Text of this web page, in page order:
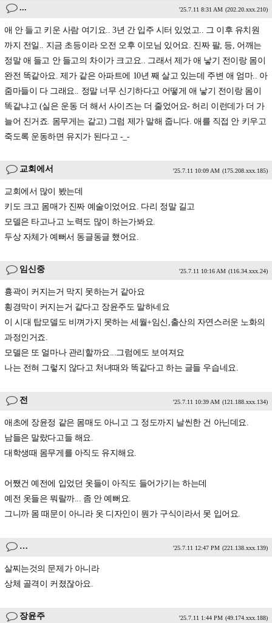
... '25.7.11 8:31 AM (202.20.xxx.210)
애 안 들고 키운 사람 여기요.. 3년 간 입주 시터 있었고.. 그 이후 유치원
까지 전일.. 지금 초등이라 오전 오후 이모님 있어요. 진짜 팔, 등, 어깨는
정말 애 들고 안 들고의 차이가 크고요.. 그래서 제가 애 낳기 전이랑 몸이
완전 똑같아요. 제가 같은 아파트에 10년 째 살고 있는데 주변 애 엄마.. 아
줌마들이 다 그래요.. 정말 너무 신기하다고 어떻게 애 낳기 전이랑 몸이
똑같냐고 (실은 운동 더 해서 사이즈는 더 줄었어요- 허리 이런데가 더 가
늘어 진거죠. 몸무게는 같고) 그럼 제가 말해 줍니다. 애를 직접 안 키우고
죽도록 운동하면 유지가 된다고 -_-
교회에서 '25.7.11 10:09 AM (175.208.xxx.185)
교회에서 많이 봤는데
키도 크고 몸매가 진짜 예술이었어요. 다리 정말 길고
모델은 타고나고 노력도 많이 하는가봐요.
두상 자체가 예뻐서 동글동글 했어요.
임신중 '25.7.11 10:16 AM (116.34.xxx.24)
흉곽이 커지는거 막지 못하는거 같아요
횡경막이 커지는거 같다고 장윤주도 말하네요
이 시대 탑모델도 비껴가지 못하는 세월+임신,출산의 자연스러운 노화의
과정인거죠.
모델은 또 얼마나 관리할까요...그럼에도 보여져요
나는 전혀 그렇지 않다고 처녀때와 똑같다고 하는 글들 우습네요.
전 '25.7.11 10:39 AM (121.188.xxx.134)
애초에 장윤정 같은 몸매도 아니고 그 정도까지 날씬한 건 아닌데요.
남들은 말랐다고들 해요.
대학생때 몸무게를 아직도 유지해요.
어쨌건 예전에 입었던 옷들이 아직도 들어가기는 하는데
예전 옷들은 뭐랄까... 좀 안 예뻐요.
그니까 몸 때문이 아니라 옷 디자인이 뭔가 구식이라서 못 입어요.
… '25.7.11 12:47 PM (221.138.xxx.139)
살찌는것의 문제가 아니라
상체 골격이 커졌잖아요.
장윤주 '25.7.11 1:44 PM (49.174.xxx.188)